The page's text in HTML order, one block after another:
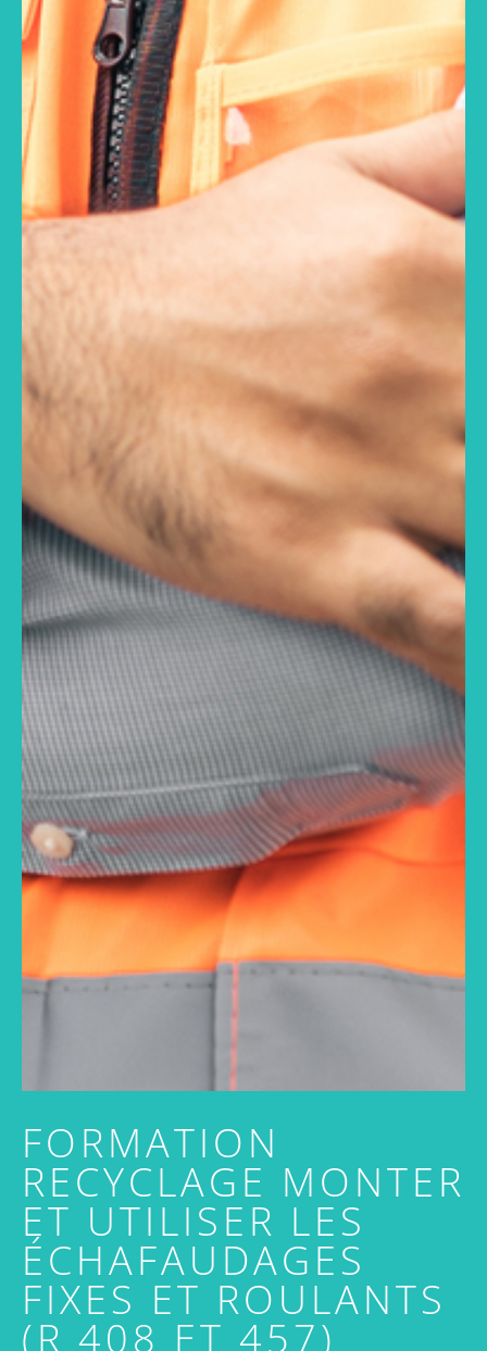
FORMATION
RECYCLAGE MONTER
ET UTILISER LES
ÉCHAFAUDAGES
FIXES ET ROULANTS
(R 408 ET 457)